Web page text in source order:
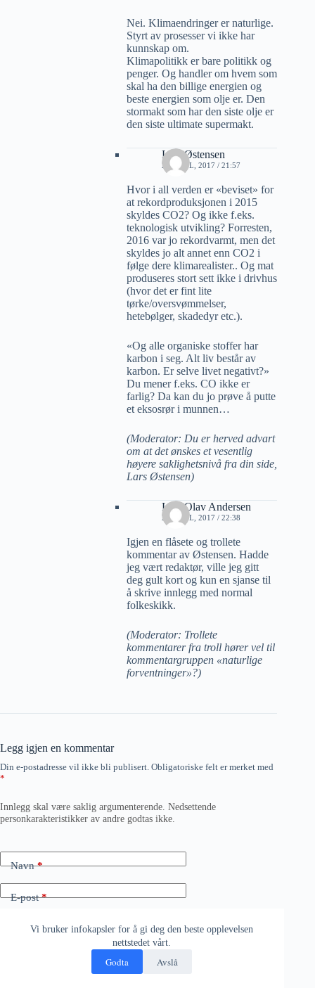
Vi bruker infokapsler for å gi deg den beste opplevelsen
nettstedet vårt.
Godta Avslå
Nei. Klimaendringer er naturlige.
Styrt av prosesser vi ikke har
kunnskap om.
Klimapolitikk er bare politikk og
penger. Og handler om hvem som
skal ha den billige energien og
beste energien som olje er. Den
stormakt som har den siste olje er
den siste ultimate supermakt.
Lars Østensen
27 APRIL, 2017 / 21:57
Hvor i all verden er «beviset» for
at rekordproduksjonen i 2015
skyldes CO2? Og ikke f.eks.
teknologisk utvikling? Forresten,
2016 var jo rekordvarmt, men det
skyldes jo alt annet enn CO2 i
følge dere klimarealister.. Og mat
produseres stort sett ikke i drivhus
(hvor det er fint lite
tørke/oversvømmelser,
hetebølger, skadedyr etc.).
«Og alle organiske stoffer har
karbon i seg. Alt liv består av
karbon. Er selve livet negativt?»
Du mener f.eks. CO ikke er
farlig? Da kan du jo prøve å putte
et eksosrør i munnen…
(Moderator: Du er herved advart
om at det ønskes et vesentlig
høyere saklighetsnivå fra din side,
Lars Østensen)
Lars Olav Andersen
27 APRIL, 2017 / 22:38
Igjen en flåsete og trollete
kommentar av Østensen. Hadde
jeg vært redaktør, ville jeg gitt
deg gult kort og kun en sjanse til
å skrive innlegg med normal
folkeskikk.
(Moderator: Trollete
kommentarer fra troll hører vel til
kommentargruppen «naturlige
forventninger»?)
Legg igjen en kommentar
Din e-postadresse vil ikke bli publisert. Obligatoriske felt er merket med
*
Innlegg skal være saklig argumenterende. Nedsettende
personkarakteristikker av andre godtas ikke.
Navn*
E-post*
Nettsted